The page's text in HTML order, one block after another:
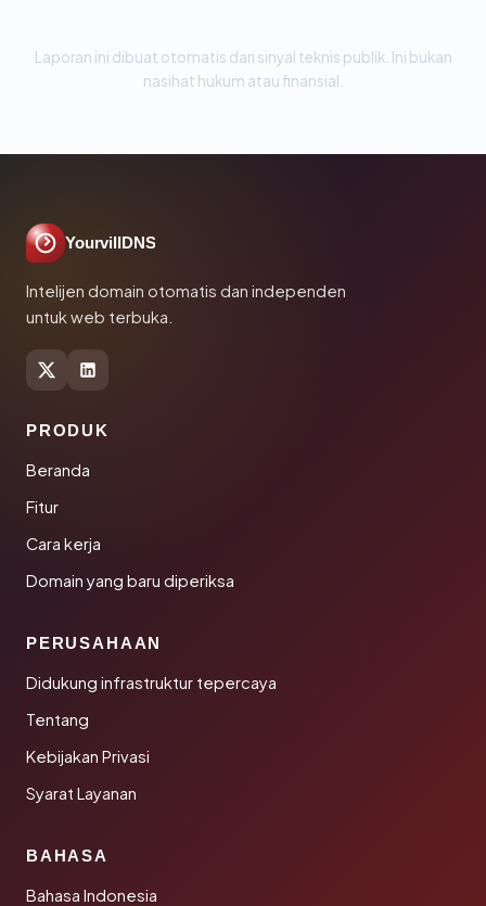
Laporan ini dibuat otomatis dari sinyal teknis publik. Ini bukan
nasihat hukum atau finansial.
YourvillDNS
Intelijen domain otomatis dan independen
untuk web terbuka.
PRODUK
Beranda
Fitur
Cara kerja
Domain yang baru diperiksa
PERUSAHAAN
Didukung infrastruktur tepercaya
Tentang
Kebijakan Privasi
Syarat Layanan
BAHASA
Bahasa Indonesia